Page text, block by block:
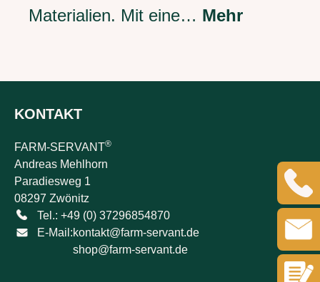
Materialien. Mit eine… Mehr
KONTAKT
FARM-SERVANT®
Andreas Mehlhorn
Paradiesweg 1
08297 Zwönitz
Tel.: +49 (0) 37296854870
E-Mail:kontakt@farm-servant.de
shop@farm-servant.de